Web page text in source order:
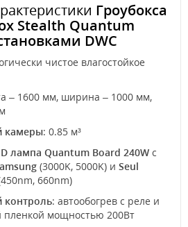
Гроубокса
Stealth Quantum
DWC
чистое влагостойкое
– 1600 мм, ширина – 1000 мм,
камеры: 0.85 м³
лампа Quantum Board 240W с
(3000K, 5000K) и Seul
660nm)
контроль: автообогрев с реле и
пленкой мощностью 200Вт